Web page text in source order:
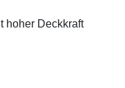
hoher Deckkraft